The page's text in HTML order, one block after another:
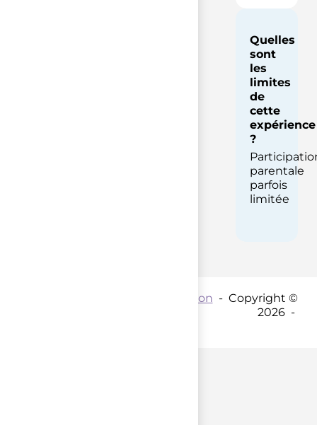
Quelles
sont
les
limites
de
cette
expérience
?
parentale
parfois
limitée
Coordination - Copyright ©
2026 -